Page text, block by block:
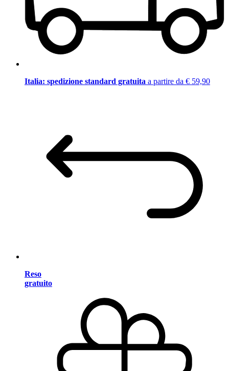
Italia: spedizione standard gratuita a partire da € 59,90
Reso
gratuito